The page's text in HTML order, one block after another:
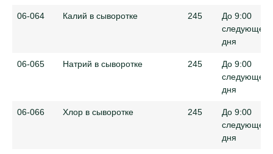
06-064 Калий в сыворотке 245
До 9:00
следующего
дня
06-065 Натрий в сыворотке 245
До 9:00
следующего
дня
06-066 Хлор в сыворотке 245
До 9:00
следующего
дня